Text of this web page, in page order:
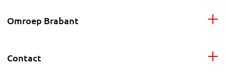
Omroep Brabant
Contact